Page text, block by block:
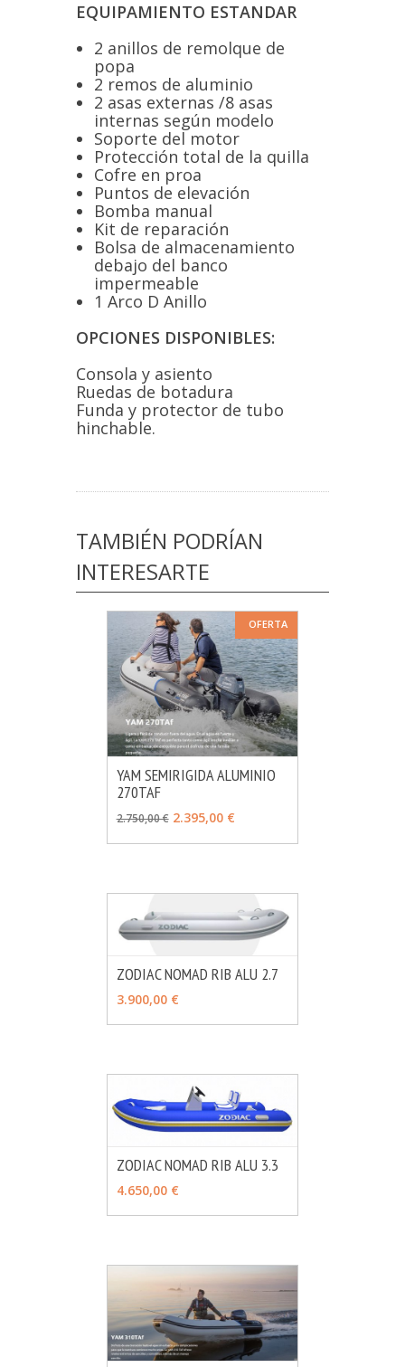
EQUIPAMIENTO ESTANDAR
2 anillos de remolque de
popa
2 remos de aluminio
2 asas externas /8 asas
internas según modelo
Soporte del motor
Protección total de la quilla
Cofre en proa
Puntos de elevación
Bomba manual
Kit de reparación
Bolsa de almacenamiento
debajo del banco
impermeable
1 Arco D Anillo
OPCIONES DISPONIBLES: ​
Consola y asiento
Ruedas de botadura
Funda y protector de tubo
hinchable.
TAMBIÉN PODRÍAN
INTERESARTE
OFERTA
VER OPCIONES
YAM SEMIRIGIDA ALUMINIO
270TAF
2.750,00 € 2.395,00 €
ZODIAC NOMAD RIB ALU 2.7
3.900,00 €
ZODIAC NOMAD RIB ALU 3.3
4.650,00 €